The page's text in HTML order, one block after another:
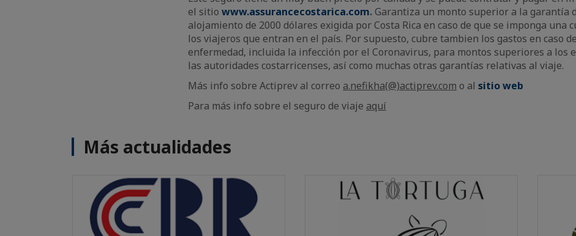
el sitio www.assurancecostarica.com. Garantiza un monto superior a la garantía
alojamiento de 2000 dólares exigida por Costa Rica en caso de que se imponga una
los viajeros que entran en el país. Por supuesto, cubre tambien los gastos en caso de
enfermedad, incluida la infección por el Coronavirus, para montos superiores a los
las autoridades costarricenses, así como muchas otras garantías relativas al viaje.
Más info sobre Actiprev al correo a.nefikha(@)actiprev.com o al sitio web
Para más info sobre el seguro de viaje aquí
Más actualidades